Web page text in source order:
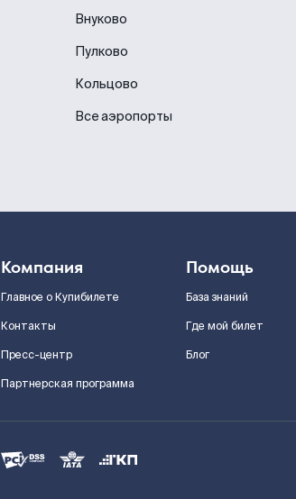
Внуково
Пулково
Кольцово
Все аэропорты
Компания
Главное о Купибилете
Контакты
Пресс-центр
Партнерская программа
Помощь
База знаний
Где мой билет
Блог